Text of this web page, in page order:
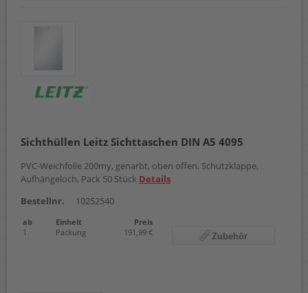
Sichthüllen Leitz Sichttaschen DIN A5 4095
PVC-Weichfolie 200my, genarbt, oben offen, Schutzklappe,
Aufhängeloch, Pack 50 Stück Details
Bestellnr.
10252540
ab Einheit
Preis
1
Packung 191,99 € Zubehör